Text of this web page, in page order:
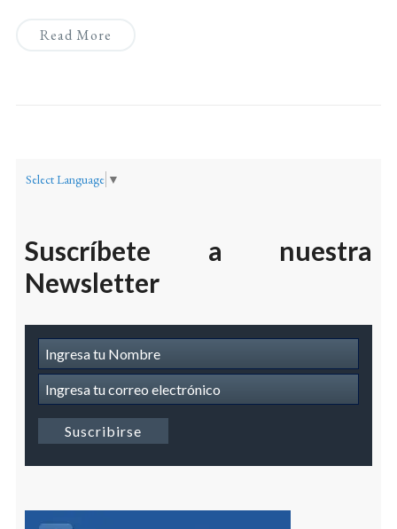
Read More
Select Language ▼
Suscríbete a nuestra
Newsletter
Suscripcion
a
Newsletter
Suscribirse